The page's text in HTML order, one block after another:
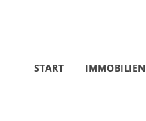
START IMMOBILIEN